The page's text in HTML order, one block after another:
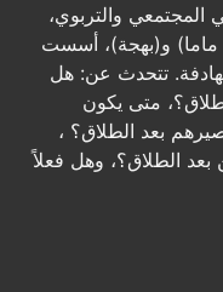
والتربوي،
ماما) و(بهجة)، أسست
تتحدث عن: هل
متى يكون
بعد الطلاق؟ ،
الطلاق؟، وهل فعلاً